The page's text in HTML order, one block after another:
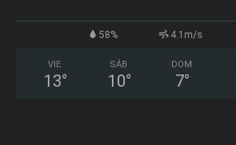
58% 4.1m/s
VIE
13°
SÁB
10°
DOM
7°